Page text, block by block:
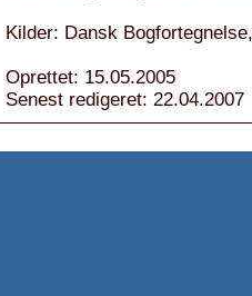
Kilder: Dansk
Oprettet: 15.05.2005
Senest redigeret: 22.04.2007